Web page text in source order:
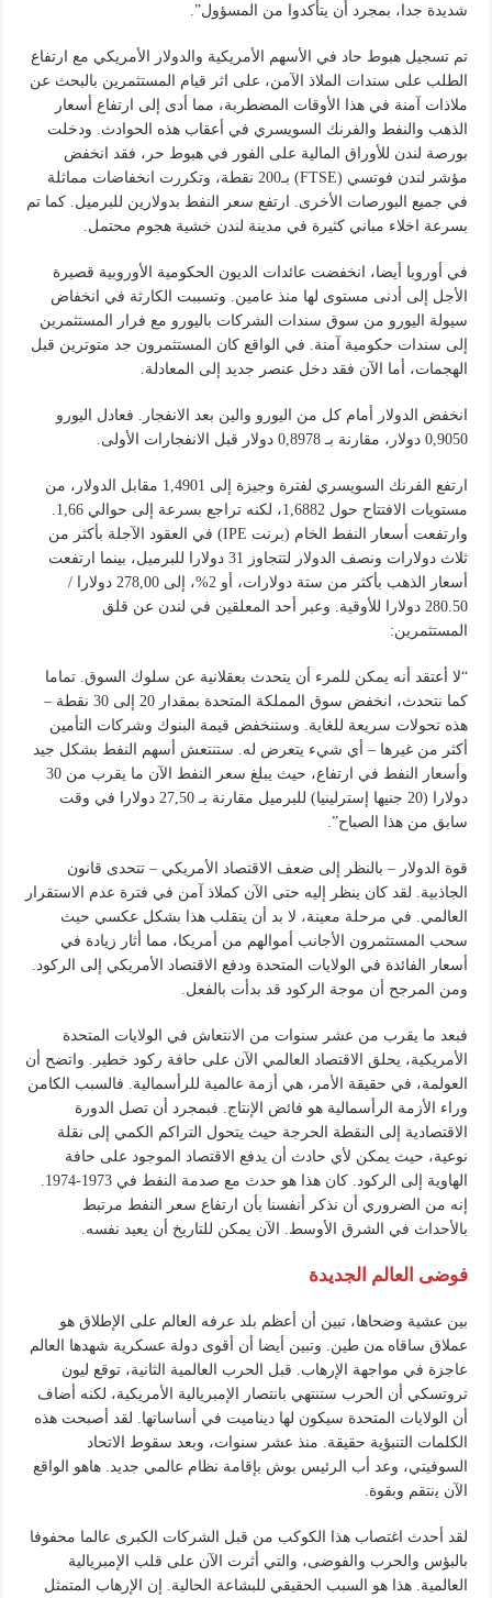
شديدة جدا، بمجرد أن يتأكدوا من المسؤول”.
تم تسجيل هبوط حاد في الأسهم الأمريكية والدولار الأمريكي مع ارتفاع
الطلب على سندات الملاذ الآمن، على اثر قيام المستثمرين بالبحث عن
ملاذات آمنة في هذا الأوقات المضطربة، مما أدى إلى ارتفاع أسعار
الذهب والنفط والفرنك السويسري في أعقاب هذه الحوادث. ودخلت
بورصة لندن للأوراق المالية على الفور في هبوط حر، فقد انخفض
مؤشر لندن فوتسي (FTSE) بـ200 نقطة، وتكررت انخفاضات مماثلة
في جميع البورصات الأخرى. ارتفع سعر النفط بدولارين للبرميل. كما تم
بسرعة اخلاء مباني كثيرة في مدينة لندن خشية هجوم محتمل.
في أوروبا أيضا، انخفضت عائدات الديون الحكومية الأوروبية قصيرة
الأجل إلى أدنى مستوى لها منذ عامين. وتسببت الكارثة في انخفاض
سيولة اليورو من سوق سندات الشركات باليورو مع فرار المستثمرين
إلى سندات حكومية آمنة. في الواقع كان المستثمرون جد متوترين قبل
الهجمات، أما الآن فقد دخل عنصر جديد إلى المعادلة.
انخفض الدولار أمام كل من اليورو والين بعد الانفجار. فعادل اليورو
0,9050 دولار، مقارنة بـ 0,8978 دولار قبل الانفجارات الأولى.
ارتفع الفرنك السويسري لفترة وجيزة إلى 1,4901 مقابل الدولار، من
وارتفعت أسعار النفط الخام (برنت IPE) في العقود الآجلة بأكثر من
ثلاث دولارات ونصف الدولار لتتجاوز 31 دولارا للبرميل، بينما ارتفعت
أسعار الذهب بأكثر من ستة دولارات، أو 2%، إلى 278,00 دولارا /
280.50 دولارا للأوقية. وعبر أحد المعلقين في لندن عن قلق
المستثمرين:
“لا أعتقد أنه يمكن للمرء أن يتحدث بعقلانية عن سلوك السوق. تماما
كما نتحدث، انخفض سوق المملكة المتحدة بمقدار 20 إلى 30 نقطة –
هذه تحولات سريعة للغاية. وستنخفض قيمة البنوك وشركات التأمين
أكثر من غيرها – أي شيء يتعرض له. ستنتعش أسهم النفط بشكل جيد
وأسعار النفط في ارتفاع، حيث يبلغ سعر النفط الآن ما يقرب من 30
دولارا (20 جنيها إسترلينيا) للبرميل مقارنة بـ 27,50 دولارا في وقت
سابق من هذا الصباح”.
قوة الدولار – بالنظر إلى ضعف الاقتصاد الأمريكي – تتحدى قانون
الجاذبية. لقد كان ينظر إليه حتى الآن كملاذ آمن في فترة عدم الاستقرار
العالمي. في مرحلة معينة، لا بد أن ينقلب هذا بشكل عكسي حيث
سحب المستثمرون الأجانب أموالهم من أمريكا، مما أثار زيادة في
أسعار الفائدة في الولايات المتحدة ودفع الاقتصاد الأمريكي إلى الركود.
ومن المرجح أن موجة الركود قد بدأت بالفعل.
فبعد ما يقرب من عشر سنوات من الانتعاش في الولايات المتحدة
الأمريكية، يحلق الاقتصاد العالمي الآن على حافة ركود خطير. واتضح أن
العولمة، في حقيقة الأمر، هي أزمة عالمية للرأسمالية. فالسبب الكامن
وراء الأزمة الرأسمالية هو فائض الإنتاج. فبمجرد أن تصل الدورة
الاقتصادية إلى النقطة الحرجة حيث يتحول التراكم الكمي إلى نقلة
نوعية، حيث يمكن لأي حادث أن يدفع الاقتصاد الموجود على حافة
إنه من الضروري أن نذكر أنفسنا بأن ارتفاع سعر النفط مرتبط
بالأحداث في الشرق الأوسط. الآن يمكن للتاريخ أن يعيد نفسه.
فوضى العالم الجديدة
بين عشية وضحاها، تبين أن أعظم بلد عرفه العالم على الإطلاق هو
عملاق ساقاه ﻤﻥ طين. وتبين أيضا أن أقوى دولة عسكرية شهدها العالم
عاجزة في مواجهة الإرهاب. قبل الحرب العالمية الثانية، توقع ليون
تروتسكي أن الحرب ستنتهي بانتصار الإمبريالية الأمريكية، لكنه أضاف
أن الولايات المتحدة سيكون لها ديناميت في أساساتها. لقد أصبحت هذه
الكلمات التنبؤية حقيقة. منذ عشر سنوات، وبعد سقوط الاتحاد
السوفيتي، وعد أب الرئيس بوش بإقامة نظام عالمي جديد. هاهو الواقع
الآن ﻳﻧﺘﻘﻢ وبقوة.
لقد أحدث اغتصاب هذا الكوكب من قبل الشركات الكبرى عالما محفوفا
بالبؤس والحرب والفوضى، والتي أثرت الآن على قلب الإمبريالية
العالمية. هذا هو السبب الحقيقي للبشاعة الحالية. إن الإرهاب المتمثل